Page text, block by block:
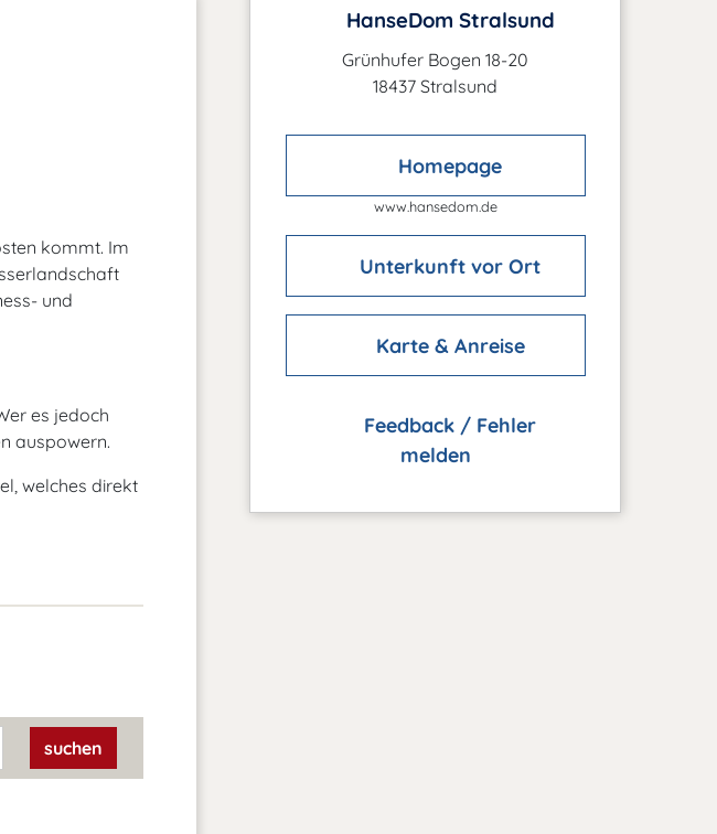
kommt. Im
und
es jedoch
auspowern.
welches direkt
suchen
HanseDom Stralsund
Grünhufer Bogen 18-20
18437 Stralsund
Homepage
www.hansedom.de
Unterkunft vor Ort
Karte & Anreise
Feedback / Fehler
melden